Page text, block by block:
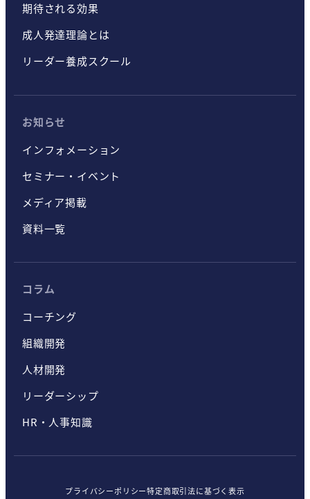
期待される効果
成人発達理論とは
リーダー養成スクール
お知らせ
インフォメーション
セミナー・イベント
メディア掲載
資料一覧
コラム
コーチング
組織開発
人材開発
リーダーシップ
HR・人事知識
プライバシーポリシー特定商取引法に基づく表示